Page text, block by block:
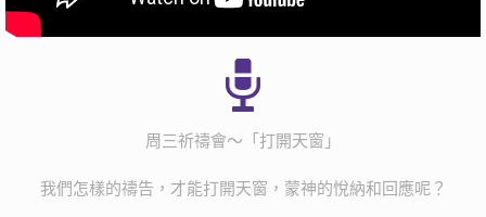
周三祈禱會～「打開天窗」
我們怎樣的禱告，才能打開天窗，蒙神的悅納和回應呢？